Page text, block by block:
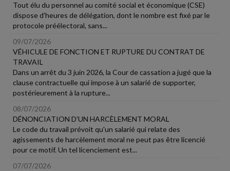
Tout élu du personnel au comité social et économique (CSE)
dispose d'heures de délégation, dont le nombre est fixé par le
protocole préélectoral, sans...
09/07/2026
VÉHICULE DE FONCTION ET RUPTURE DU CONTRAT DE
TRAVAIL
Dans un arrêt du 3 juin 2026, la Cour de cassation a jugé que la
clause contractuelle qui impose à un salarié de supporter,
postérieurement à la rupture...
08/07/2026
DÉNONCIATION D'UN HARCÈLEMENT MORAL
Le code du travail prévoit qu'un salarié qui relate des
agissements de harcèlement moral ne peut pas être licencié
pour ce motif. Un tel licenciement est...
07/07/2026